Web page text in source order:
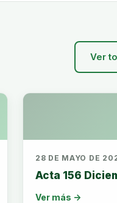
Ver
28 DE MAYO DE
Acta 156
Ver más →